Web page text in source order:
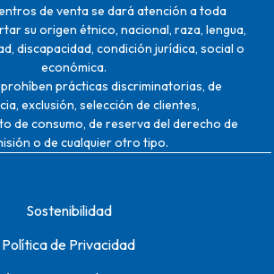
de venta se dará atención a toda
su origen étnico, nacional, raza, lengua,
discapacidad, condición jurídica, social o
económica.
prohíben prácticas discriminatorias, de
exclusión, selección de clientes,
de consumo, de reserva del derecho de
o de cualquier otro tipo.
Sostenibilidad
Política de Privacidad